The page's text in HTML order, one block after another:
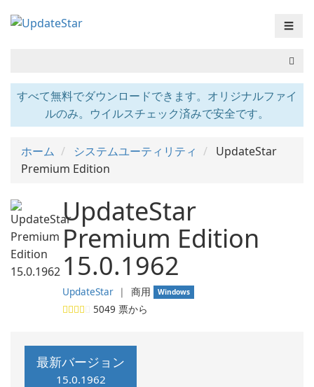
☰
すべて無料でダウンロードできます。オリジナルファイ
ルのみ。ウイルスチェック済みで安全です。
ホーム システムユーティリティ
UpdateStar
Premium Edition
UpdateStar
Premium Edition
15.0.1962
UpdateStar ❘ 商用 Windows
5049 票から
最新バージョン
15.0.1962